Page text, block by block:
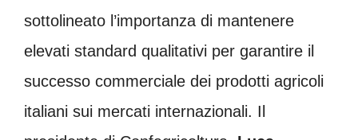
sottolineato l’importanza di mantenere
elevati standard qualitativi per garantire il
successo commerciale dei prodotti agricoli
italiani sui mercati internazionali. Il